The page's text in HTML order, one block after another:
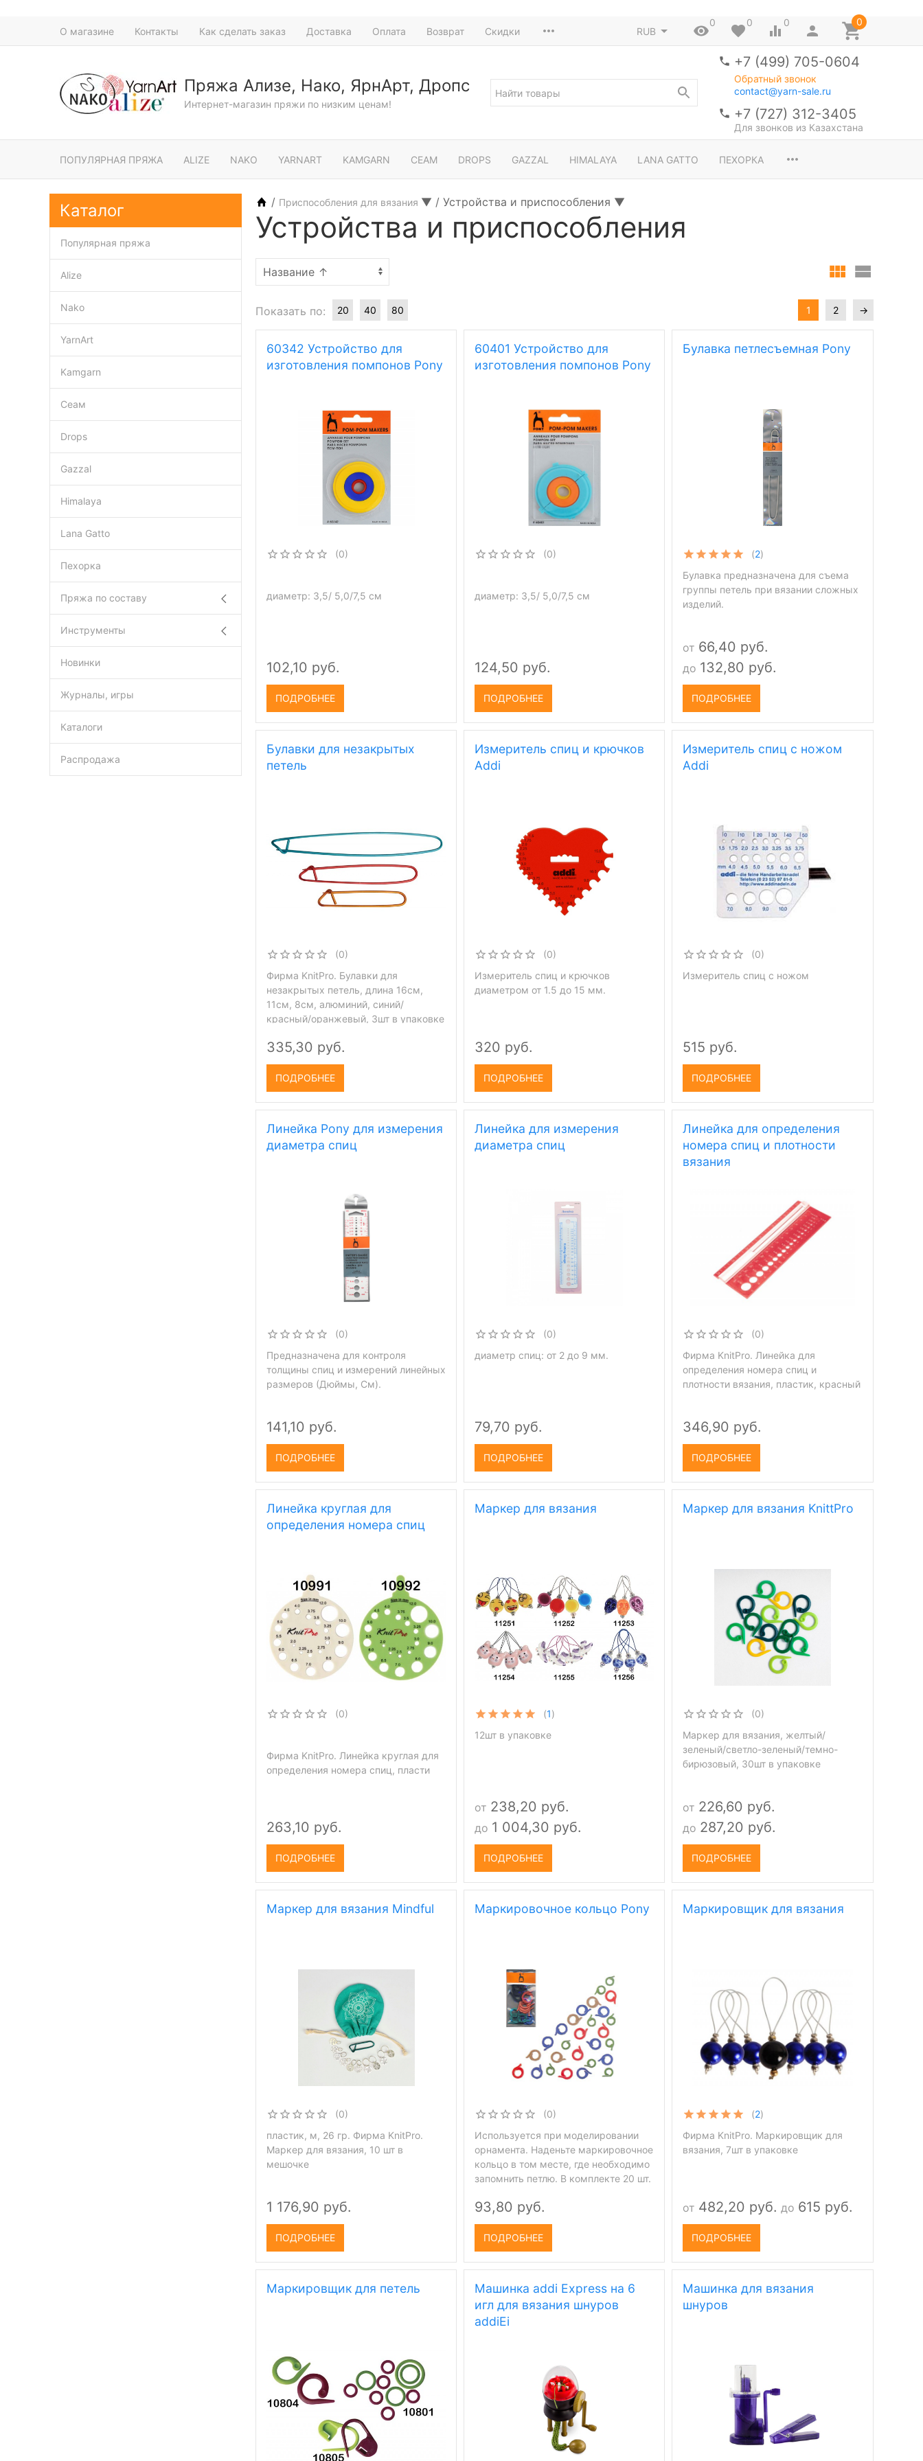
О магазине Контакты Как сделать заказ Доставка Оплата Возврат Скидки RUB
0 0 0 0
Пряжа Ализе, Нако, ЯрнАрт, Дропс
Интернет-магазин пряжи по низким ценам!
+7 (499) 705-0604
Обратный звонок
contact@yarn-sale.ru
+7 (727) 312-3405
Для звонков из Казахстана
ПОПУЛЯРНАЯ ПРЯЖА ALIZE NAKO YARNART KAMGARN СЕАМ DROPS GAZZAL HIMALAYA LANA GATTO ПЕХОРКА
/ Приспособления для вязания ▼ / Устройства и приспособления ▼
Устройства и приспособления
Показать по: 20 40 80 1 2 →
60342 Устройство для
изготовления помпонов Pony
(0)
диаметр: 3,5/ 5,0/7,5 см
102,10 руб.
ПОДРОБНЕЕ
60401 Устройство для
изготовления помпонов Pony
(0)
диаметр: 3,5/ 5,0/7,5 см
124,50 руб.
ПОДРОБНЕЕ
Булавка петлесъемная Pony
(2)
Булавка предназначена для съема
группы петель при вязании сложных
изделий.
от 66,40 руб.
до 132,80 руб.
ПОДРОБНЕЕ
Булавки для незакрытых
петель
(0)
Фирма KnitPro. Булавки для
незакрытых петель, длина 16см,
11см, 8см, алюминий, синий/
красный/оранжевый, 3шт в упаковке
335,30 руб.
ПОДРОБНЕЕ
Измеритель спиц и крючков
Addi
(0)
Измеритель спиц и крючков
диаметром от 1.5 до 15 мм.
320 руб.
ПОДРОБНЕЕ
Измеритель спиц с ножом
Addi
(0)
Измеритель спиц с ножом
515 руб.
ПОДРОБНЕЕ
Линейка Pony для измерения
диаметра спиц
(0)
Предназначена для контроля
толщины спиц и измерений линейных
размеров (Дюймы, См).
141,10 руб.
ПОДРОБНЕЕ
Линейка для измерения
диаметра спиц
(0)
диаметр спиц: от 2 до 9 мм.
79,70 руб.
ПОДРОБНЕЕ
Линейка для определения
номера спиц и плотности
вязания
(0)
Фирма KnitPro. Линейка для
определения номера спиц и
плотности вязания, пластик, красный
346,90 руб.
ПОДРОБНЕЕ
Линейка круглая для
определения номера спиц
(0)
Фирма KnitPro. Линейка круглая для
определения номера спиц, пласти
263,10 руб.
ПОДРОБНЕЕ
Маркер для вязания
(1)
12шт в упаковке
от 238,20 руб.
до 1 004,30 руб.
ПОДРОБНЕЕ
Маркер для вязания KnittPro
(0)
Маркер для вязания, желтый/
зеленый/светло-зеленый/темно-
бирюзовый, 30шт в упаковке
от 226,60 руб.
до 287,20 руб.
ПОДРОБНЕЕ
Маркер для вязания Mindful
(0)
пластик, м, 26 гр. Фирма KnitPro.
Маркер для вязания, 10 шт в
мешочке
1 176,90 руб.
ПОДРОБНЕЕ
Маркировочное кольцо Pony
(0)
Используется при моделировании
орнамента. Наденьте маркировочное
кольцо в том месте, где необходимо
запомнить петлю. В комплекте 20 шт.
93,80 руб.
ПОДРОБНЕЕ
Маркировщик для вязания
(2)
Фирма KnitPro. Маркировщик для
вязания, 7шт в упаковке
от 482,20 руб. до 615 руб.
ПОДРОБНЕЕ
Маркировщик для петель
Машинка addi Express на 6
игл для вязания шнуров
addiEi
Машинка для вязания
шнуров
Каталог
Популярная пряжа
Alize
Nako
YarnArt
Kamgarn
Сеам
Drops
Gazzal
Himalaya
Lana Gatto
Пехорка
Пряжа по составу
Инструменты
Новинки
Журналы, игры
Каталоги
Распродажа